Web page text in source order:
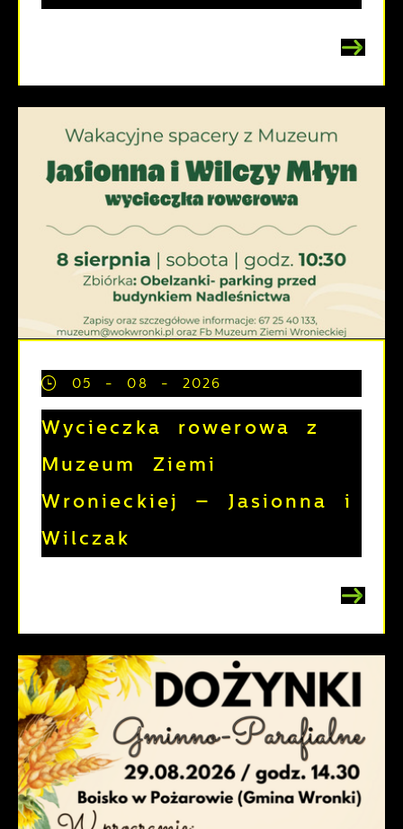
05 - 08 - 2026
Wycieczka rowerowa z
Muzeum Ziemi
Wronieckiej – Jasionna i
Wilczak